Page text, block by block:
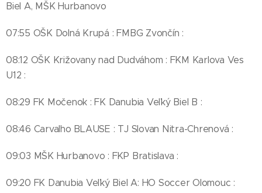
Biel A, MŠK Hurbanovo
07:55 OŠK Dolná Krupá : FMBG Zvončín :
08:12 OŠK Križovany nad Dudváhom : FKM Karlova Ves
U12 :
08:29 FK Močenok : FK Danubia Veľký Biel B :
08:46 Carvalho BLAUSE : TJ Slovan Nitra-Chrenová :
09:03 MŠK Hurbanovo : FKP Bratislava :
09:20 FK Danubia Veľký Biel A: HO Soccer Olomouc :